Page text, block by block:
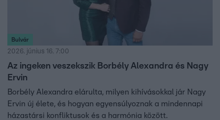
Bulvár
2026. június 16. 7:00
Az ingeken veszekszik Borbély Alexandra és Nagy
Ervin
Borbély Alexandra elárulta, milyen kihívásokkal jár Nagy
Ervin új élete, és hogyan egyensúlyoznak a mindennapi
házastársi konfliktusok és a harmónia között.